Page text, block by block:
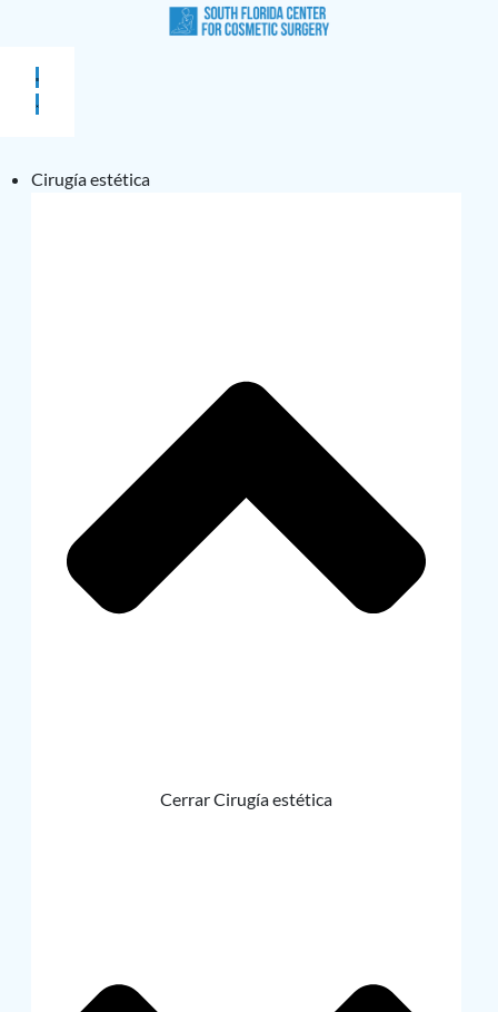
Cirugía estética
Cerrar Cirugía estética